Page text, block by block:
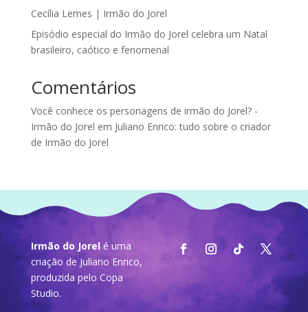
Cecília Lemes | Irmão do Jorel
Episódio especial do Irmão do Jorel celebra um Natal
brasileiro, caótico e fenomenal
Comentários
Você conhece os personagens de irmão do Jorel? -
Irmão do Jorel em Juliano Enrico: tudo sobre o criador
de Irmão do Jorel
Irmão do Jorelé uma
criação de Juliano Enrico,
produzida pelo Copa
Studio.